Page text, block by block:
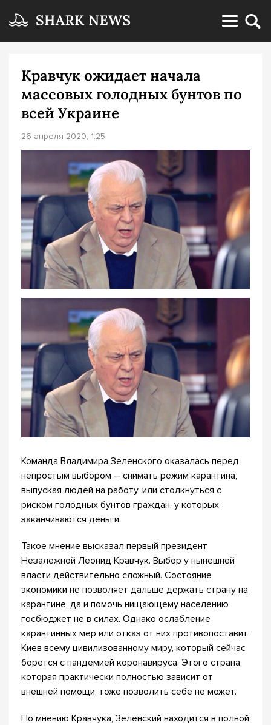
Кравчук ожидает начала
массовых голодных бунтов по
всей Украине
26 апреля 2020, 1:25
Команда Владимира Зеленского оказалась перед
непростым выбором – снимать режим карантина,
выпуская людей на работу, или столкнуться с
риском голодных бунтов граждан, у которых
заканчиваются деньги.
Такое мнение высказал первый президент
Незалежной Леонид Кравчук. Выбор у нынешней
власти действительно сложный. Состояние
экономики не позволяет дальше держать страну на
карантине, да и помочь нищающему населению
госбюджет не в силах. Однако ослабление
карантинных мер или отказ от них противопоставит
Киев всему цивилизованному миру, который сейчас
борется с пандемией коронавируса. Этого страна,
которая практически полностью зависит от
внешней помощи, тоже позволить себе не может.
По мнению Кравчука, Зеленский находится в полной